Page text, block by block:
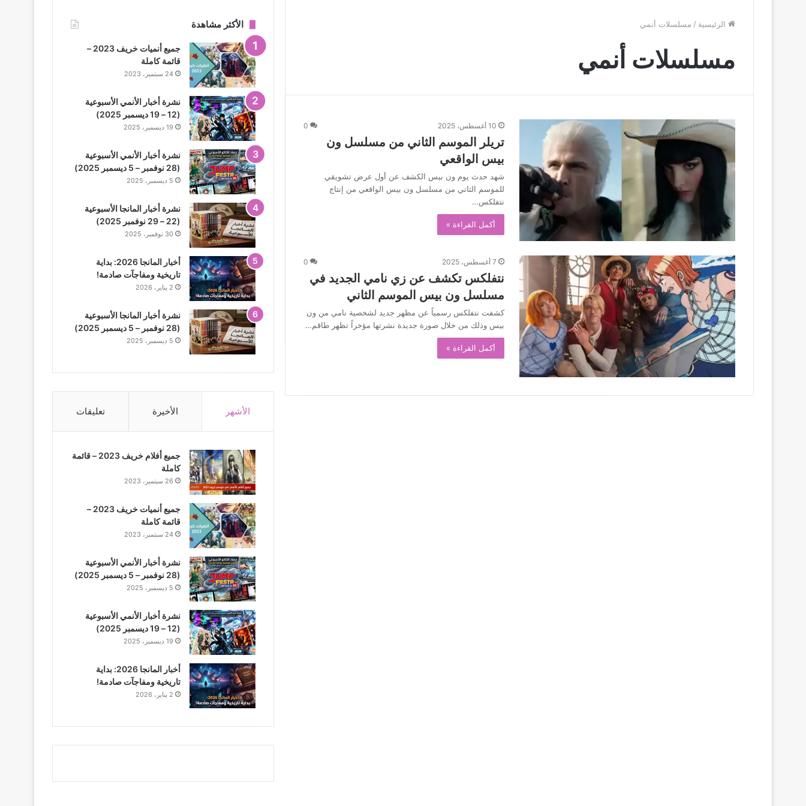
الرئيسية / مسلسلات أنمي
مسلسلات أنمي
10 أغسطس، 2025 0
تريلر الموسم الثاني من مسلسل ون
بيس الواقعي
شهد حدث يوم ون بيس الكشف عن أول عرض تشويقي
للموسم الثاني من مسلسل ون بيس الواقعي من إنتاج
نتفلكس…
أكمل القراءة »
7 أغسطس، 2025 0
نتفلكس تكشف عن زي نامي الجديد في
مسلسل ون بيس الموسم الثاني
كشفت نتفلكس رسمياً عن مظهر جديد لشخصية نامي من ون
بيس وذلك من خلال صورة جديدة نشرتها مؤخراً تظهر طاقم…
أكمل القراءة »
الأكثر مشاهدة
جميع أنميات خريف 2023 –
قائمة كاملة
24 سبتمبر، 2023
نشرة أخبار الأنمي الأسبوعية
(12 – 19 ديسمبر 2025)
19 ديسمبر، 2025
نشرة أخبار الأنمي الأسبوعية
(28 نوفمبر – 5 ديسمبر 2025)
5 ديسمبر، 2025
نشرة أخبار المانجا الأسبوعية
(22 – 29 نوفمبر 2025)
30 نوفمبر، 2025
أخبار المانجا 2026: بداية
تاريخية ومفاجآت صادمة!
2 يناير، 2026
نشرة أخبار المانجا الأسبوعية
(28 نوفمبر – 5 ديسمبر 2025)
5 ديسمبر، 2025
الأشهر الأخيرة تعليقات
جميع أفلام خريف 2023 – قائمة
كاملة
26 سبتمبر، 2023
جميع أنميات خريف 2023 –
قائمة كاملة
24 سبتمبر، 2023
نشرة أخبار الأنمي الأسبوعية
(28 نوفمبر – 5 ديسمبر 2025)
5 ديسمبر، 2025
نشرة أخبار الأنمي الأسبوعية
(12 – 19 ديسمبر 2025)
19 ديسمبر، 2025
أخبار المانجا 2026: بداية
تاريخية ومفاجآت صادمة!
2 يناير، 2026